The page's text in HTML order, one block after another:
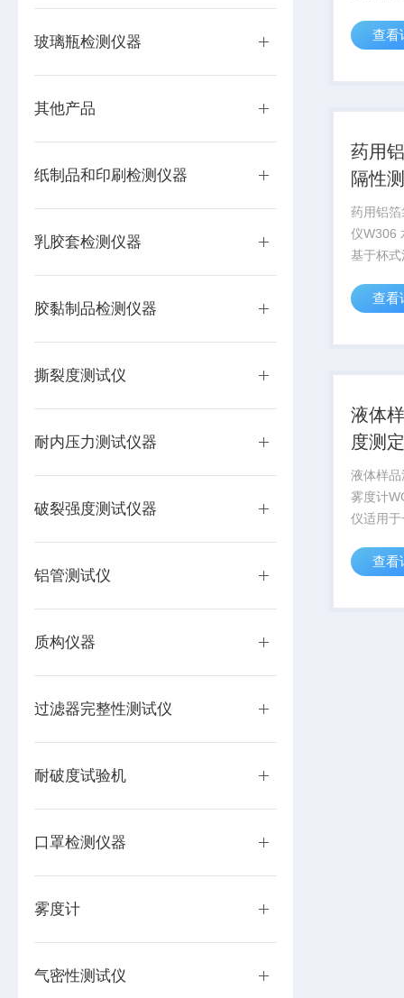
玻璃瓶检测仪器
其他产品
纸制品和印刷检测仪器
乳胶套检测仪器
胶黏制品检测仪器
撕裂度测试仪
耐内压力测试仪器
破裂强度测试仪器
铝管测试仪
质构仪器
过滤器完整性测试仪
耐破度试验机
口罩检测仪器
雾度计
气密性测试仪
等标准
光伏、
查看
药用
隔性
药用铝
仪W306
基于杯
过率测
医疗、
查看
液体
液体样
雾度计
仪适用
等)透光
澄明度测
查看